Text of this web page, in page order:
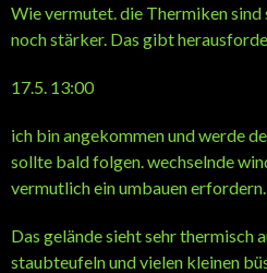
Wie vermutet. die Thermiken
noch stärker. Das gibt
17.5. 13:00
ich bin angekommen und werde
sollte bald folgen. wechselnde
vermutlich ein umbauen erfordern.
Das gelände sieht sehr thermisch
staubteufeln und vielen kleinen